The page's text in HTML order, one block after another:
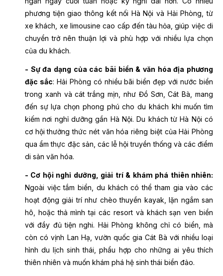
phương tiện giao thông kết nối Hà Nội và Hải Phòng, từ
xe khách, xe limousine cao cấp đến tàu hỏa, giúp việc di
chuyển trở nên thuận lợi và phù hợp với nhiều lựa chọn
của du khách.
- Sự đa dạng của các bãi biển & văn hóa địa phương
đặc sắc: Hải Phòng có nhiều bãi biển đẹp với nước biển
trong xanh và cát trắng mịn, như Đồ Sơn, Cát Bà, mang
đến sự lựa chọn phong phú cho du khách khi muốn tìm
kiếm nơi nghỉ dưỡng gần Hà Nội. Du khách từ Hà Nội có
cơ hội thưởng thức nét văn hóa riêng biệt của Hải Phòng
qua ẩm thực đặc sản, các lễ hội truyền thống và các điểm
di sản văn hóa.
- Cơ hội nghỉ dưỡng, giải trí & khám phá thiên nhiên:
Ngoài việc tắm biển, du khách có thể tham gia vào các
hoạt động giải trí như chèo thuyền kayak, lặn ngắm san
hô, hoặc thả mình tại các resort và khách sạn ven biển
với đầy đủ tiện nghi. Hải Phòng không chỉ có biển, mà
còn có vịnh Lan Hạ, vườn quốc gia Cát Bà với nhiều loại
hình du lịch sinh thái, phẩu hợp cho những ai yêu thích
thiên nhiên và muốn khám phá hệ sinh thái biển đảo.